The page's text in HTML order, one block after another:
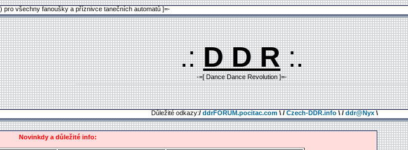
pro všechny fanoušky a příznivce tanečních automatů ]=-
.:D D R:.
-=[ Dance Dance Revolution ]=-
Důležité odkazy:/ ddrFORUM.pocitac.com \ / Czech-DDR.info \ / ddr@Nyx \
Novinkdy a důležité info: